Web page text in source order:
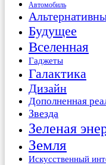
Автомобиль
Будущее
Вселенная
Гаджеты
Галактика
Дизайн
Дополненная
Звезда
Зеленая
Земля
Искусственный